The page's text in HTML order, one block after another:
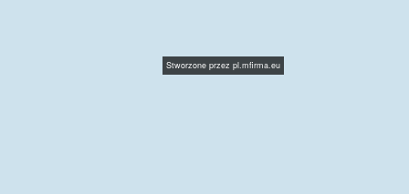
Stworzone przez pl.mfirma.eu